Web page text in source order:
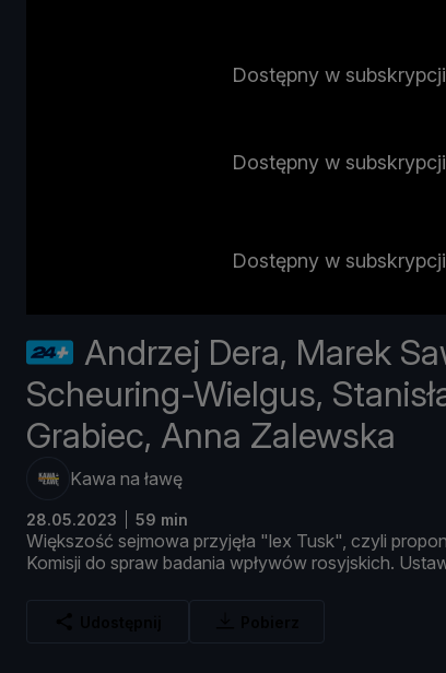
Dostępny w
Dostępny w
Dostępny w
Andrzej Dera, Marek
Scheuring-Wielgus,
Grabiec, Anna Zalewska
Kawa na ławę
28.05.2023 59 min
Większość sejmowa przyjęła "lex Tusk", czyli
Komisji do spraw badania wpływów rosyjskich.